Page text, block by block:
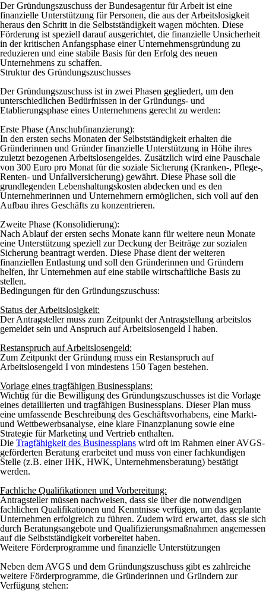
Der Gründungszuschuss der Bundesagentur für Arbeit ist eine
finanzielle Unterstützung für Personen, die aus der Arbeitslosigkeit
heraus den Schritt in die Selbstständigkeit wagen möchten. Diese
Förderung ist speziell darauf ausgerichtet, die finanzielle Unsicherheit
in der kritischen Anfangsphase einer Unternehmensgründung zu
reduzieren und eine stabile Basis für den Erfolg des neuen
Unternehmens zu schaffen.
Struktur des Gründungszuschusses
Der Gründungszuschuss ist in zwei Phasen gegliedert, um den
unterschiedlichen Bedürfnissen in der Gründungs- und
Etablierungsphase eines Unternehmens gerecht zu werden:
Erste Phase (Anschubfinanzierung):
In den ersten sechs Monaten der Selbstständigkeit erhalten die
Gründerinnen und Gründer finanzielle Unterstützung in Höhe ihres
zuletzt bezogenen Arbeitslosengeldes. Zusätzlich wird eine Pauschale
von 300 Euro pro Monat für die soziale Sicherung (Kranken-, Pflege-,
Renten- und Unfallversicherung) gewährt. Diese Phase soll die
grundlegenden Lebenshaltungskosten abdecken und es den
Unternehmerinnen und Unternehmern ermöglichen, sich voll auf den
Aufbau ihres Geschäfts zu konzentrieren.
Zweite Phase (Konsolidierung):
Nach Ablauf der ersten sechs Monate kann für weitere neun Monate
eine Unterstützung speziell zur Deckung der Beiträge zur sozialen
Sicherung beantragt werden. Diese Phase dient der weiteren
finanziellen Entlastung und soll den Gründerinnen und Gründern
helfen, ihr Unternehmen auf eine stabile wirtschaftliche Basis zu
stellen.
Bedingungen für den Gründungszuschuss:
Status der Arbeitslosigkeit:
Der Antragsteller muss zum Zeitpunkt der Antragstellung arbeitslos
gemeldet sein und Anspruch auf Arbeitslosengeld I haben.
Restanspruch auf Arbeitslosengeld:
Zum Zeitpunkt der Gründung muss ein Restanspruch auf
Arbeitslosengeld I von mindestens 150 Tagen bestehen.
Vorlage eines tragfähigen Businessplans:
Wichtig für die Bewilligung des Gründungszuschusses ist die Vorlage
eines detaillierten und tragfähigen Businessplans. Dieser Plan muss
eine umfassende Beschreibung des Geschäftsvorhabens, eine Markt-
und Wettbewerbsanalyse, eine klare Finanzplanung sowie eine
Strategie für Marketing und Vertrieb enthalten.
Die Tragfähigkeit des Businessplans wird oft im Rahmen einer AVGS-
geförderten Beratung erarbeitet und muss von einer fachkundigen
Stelle (z.B. einer IHK, HWK, Unternehmensberatung) bestätigt
werden.
Fachliche Qualifikationen und Vorbereitung:
Antragsteller müssen nachweisen, dass sie über die notwendigen
fachlichen Qualifikationen und Kenntnisse verfügen, um das geplante
Unternehmen erfolgreich zu führen. Zudem wird erwartet, dass sie sich
durch Beratungsangebote und Qualifizierungsmaßnahmen angemessen
auf die Selbstständigkeit vorbereitet haben.
Weitere Förderprogramme und finanzielle Unterstützungen
Neben dem AVGS und dem Gründungszuschuss gibt es zahlreiche
weitere Förderprogramme, die Gründerinnen und Gründern zur
Verfügung stehen: